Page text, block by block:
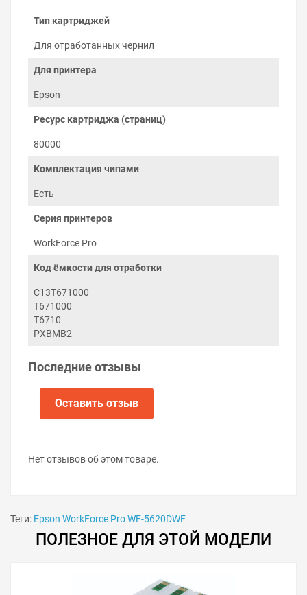
отработанных чернил на Epson
WorkForce Pro WF-5620DWF
самостоятельно:
Выключите принтер.
Возьмите ёмкость отработки за край и потяните
Установите новую ёмкость отработки в принтер.
Вставьте задний лоток принтера.
Включите принтер.
службы «памперса»
Тип картриджей
Для отработанных чернил
Для принтера
Epson
Ресурс картриджа (страниц)
80000
Комплектация чипами
Есть
Серия принтеров
WorkForce Pro
Код ёмкости для отработки
C13T671000
T671000
T6710
PXBMB2
Последние отзывы
Оставить отзыв
Нет отзывов об этом товаре.
Теги: Epson WorkForce Pro WF-5620DWF
ПОЛЕЗНОЕ ДЛЯ ЭТОЙ МОДЕЛИ